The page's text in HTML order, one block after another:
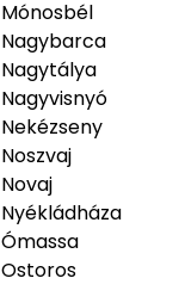
Mónosbél
Nagybarca
Nagytálya
Nagyvisnyó
Nekézseny
Noszvaj
Novaj
Nyékládháza
Ómassa
Ostoros